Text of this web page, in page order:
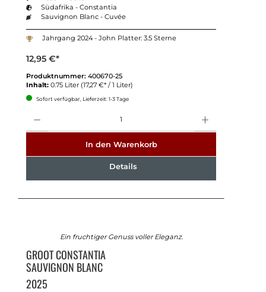
Südafrika - Constantia
Sauvignon Blanc - Cuvée
Jahrgang 2024 - John Platter: 3.5 Sterne
12,95 €*
Produktnummer: 400670-25
Inhalt: 0.75 Liter (17,27 €* / 1 Liter)
Sofort verfügbar, Lieferzeit: 1-3 Tage
In den Warenkorb
Details
Ein fruchtiger Genuss voller Eleganz.
GROOT CONSTANTIA
SAUVIGNON BLANC
2025